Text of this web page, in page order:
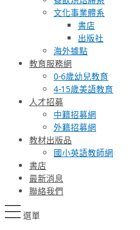
文化事業體系
書店
出版社
海外據點
教育服務網
0-6歲幼兒教育
4-15歲美語教育
人才招募
中籍招募網
外籍招募網
教材出版品
國小英語教師網
書店
最新消息
聯絡我們
選單